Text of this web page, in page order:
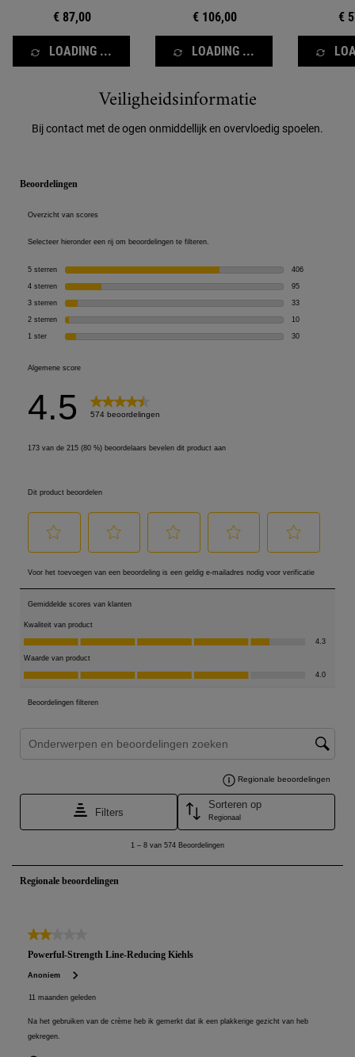
€ 87,00
LOADING ...
€ 106,00
LOADING ...
€
Veiligheidsinformatie
Bij contact met de ogen onmiddellijk en overvloedig spoelen.